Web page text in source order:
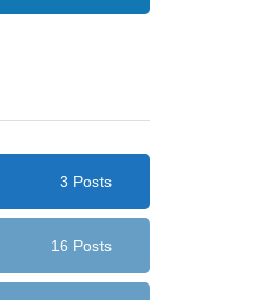
3 Posts
16 Posts